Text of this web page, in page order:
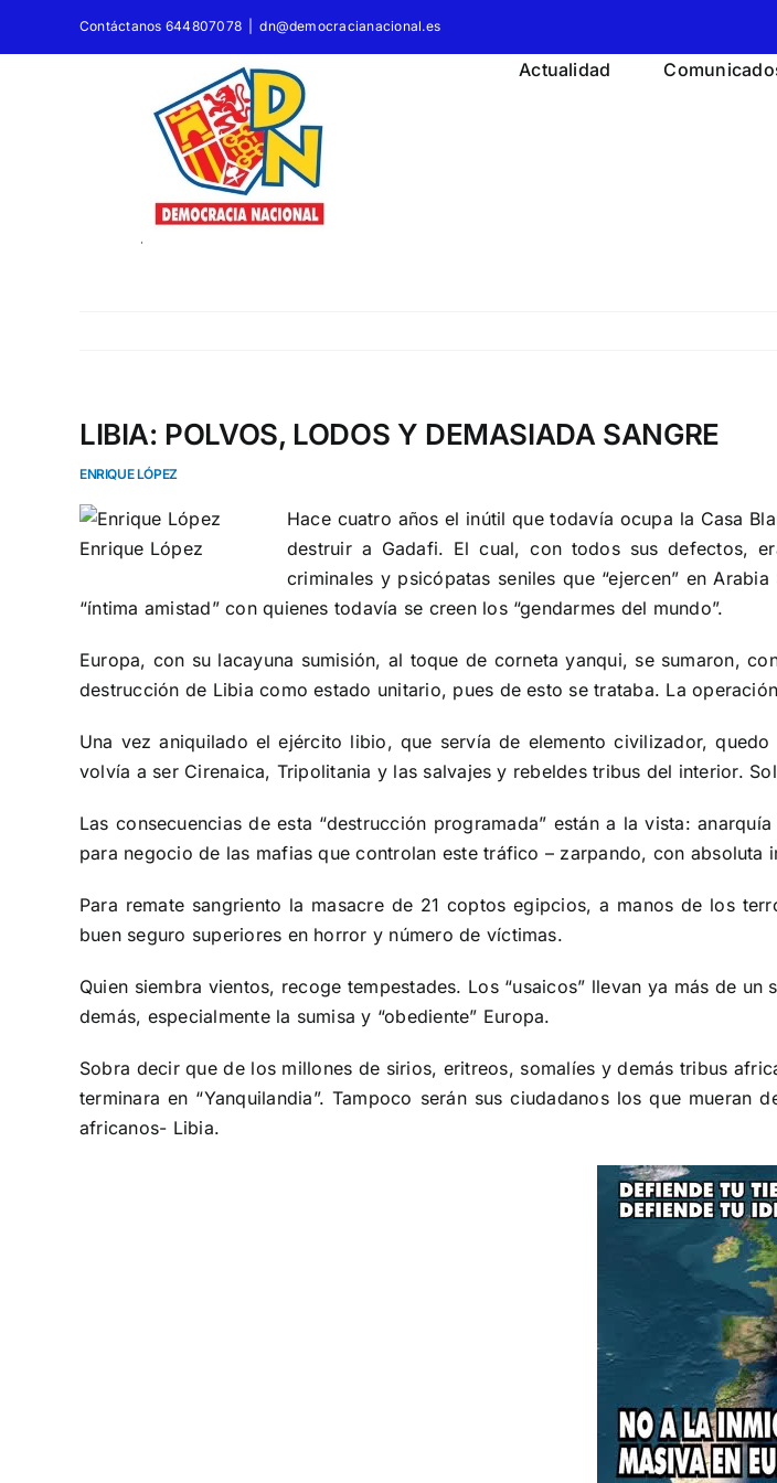
Contáctanos 644807078 dn@democracianacional.es
Actualidad
LIBIA: POLVOS, LODOS Y DEMASIADA SANGRE
ENRIQUE LÓPEZ
Enrique López
Hace cuatro años el inútil que todavía ocupa la Casa
destruir a Gadafi. El cual, con todos sus defectos,
criminales y psicópatas seniles que “ejercen” en
“íntima amistad” con quienes todavía se creen los “gendarmes del mundo”.
Europa, con su lacayuna sumisión, al toque de corneta yanqui, se sumaron,
destrucción de Libia como estado unitario, pues de esto se trataba. La
Una vez aniquilado el ejército libio, que servía de elemento civilizador,
volvía a ser Cirenaica, Tripolitania y las salvajes y rebeldes tribus del interior.
Las consecuencias de esta “destrucción programada” están a la vista:
para negocio de las mafias que controlan este tráfico – zarpando, con
Para remate sangriento la masacre de 21 coptos egipcios, a manos de los
buen seguro superiores en horror y número de víctimas.
Quien siembra vientos, recoge tempestades. Los “usaicos” llevan ya más de
demás, especialmente la sumisa y “obediente” Europa.
Sobra decir que de los millones de sirios, eritreos, somalíes y demás tribus
terminara en “Yanquilandia”. Tampoco serán sus ciudadanos los que
africanos- Libia.